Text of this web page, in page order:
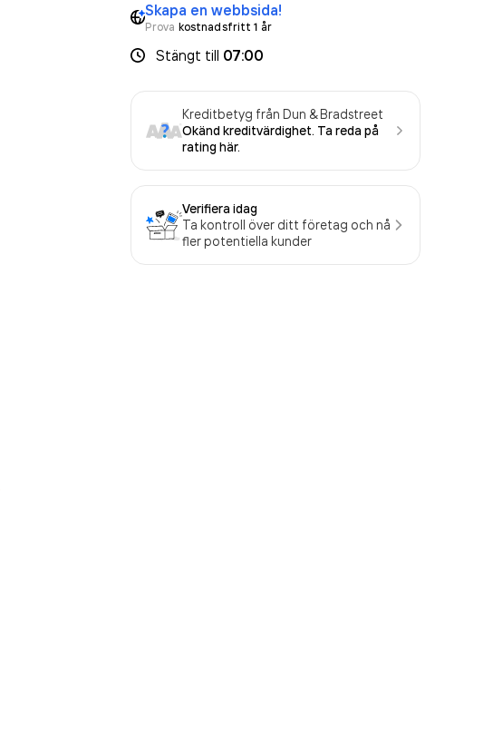
Skapa en webbsida!
Prova kostnadsfritt 1 år
Stängt till 07:00
Kreditbetyg från Dun & Bradstreet
Okänd kreditvärdighet. Ta reda på
rating här.
Verifiera idag
Ta kontroll över ditt företag och nå
fler potentiella kunder